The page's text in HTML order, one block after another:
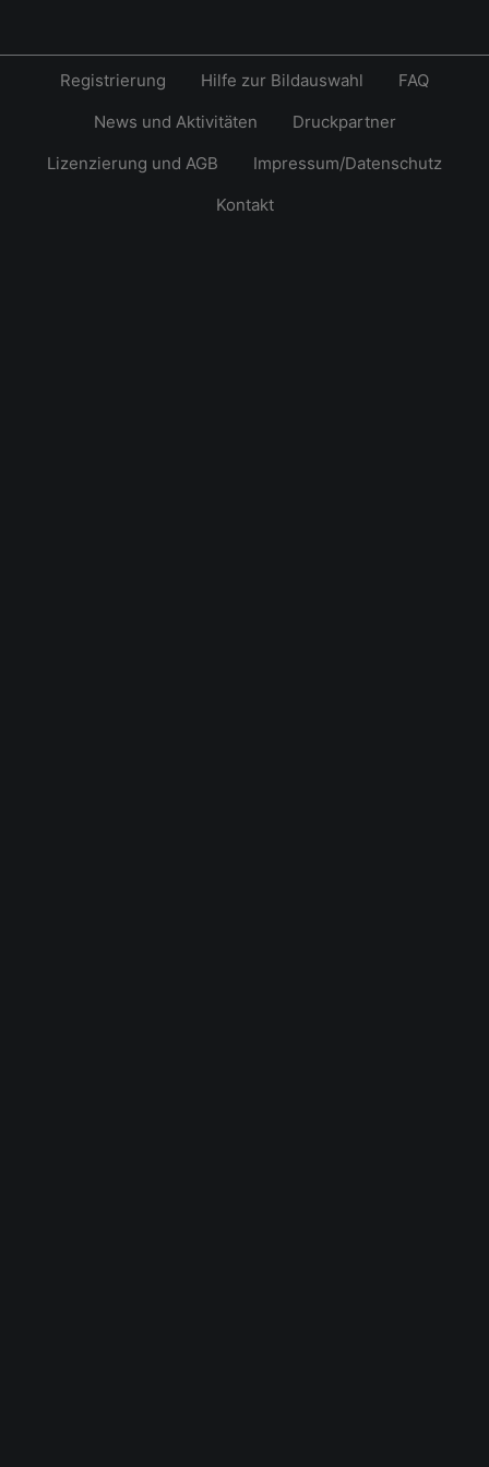
Registrierung Hilfe zur Bildauswahl
FAQ
News und Aktivitäten
Druckpartner
Lizenzierung und AGB
Impressum/Datenschutz
Kontakt